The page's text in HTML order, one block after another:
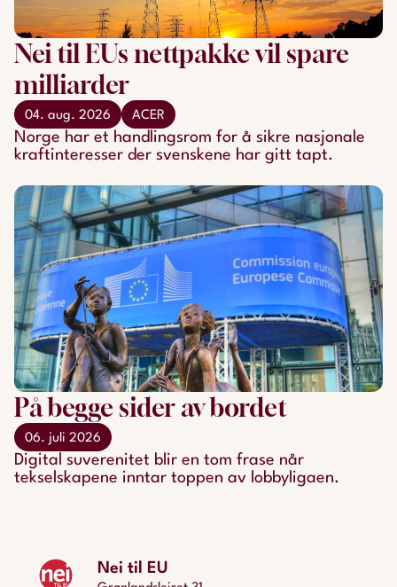
Nei til EUs nettpakke vil spare
milliarder
04. aug. 2026 ACER
Norge har et handlingsrom for å sikre nasjonale
kraftinteresser der svenskene har gitt tapt.
På begge sider av bordet
06. juli 2026
Digital suverenitet blir en tom frase når
tekselskapene inntar toppen av lobbyligaen.
Nei til EU